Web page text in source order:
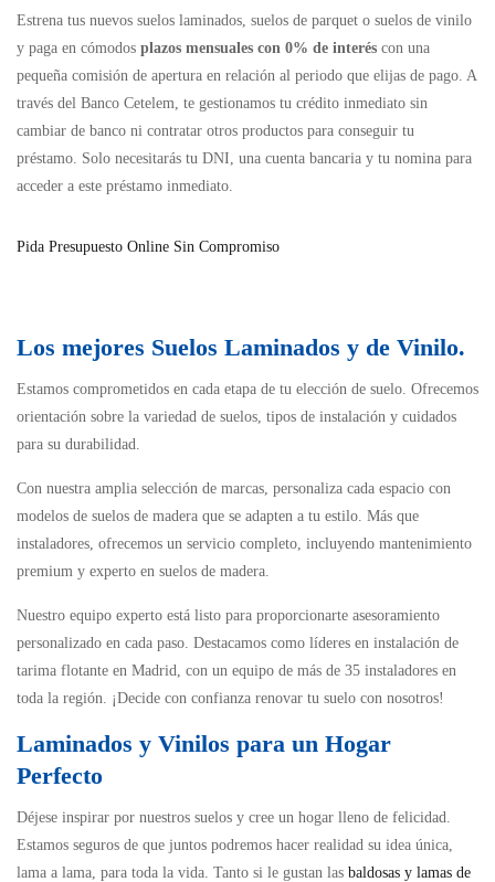
Estrena tus nuevos suelos laminados, suelos de parquet o suelos de vinilo
y paga en cómodos plazos mensuales con 0% de interés con una
pequeña comisión de apertura en relación al periodo que elijas de pago. A
través del Banco Cetelem, te gestionamos tu crédito inmediato sin
cambiar de banco ni contratar otros productos para conseguir tu
préstamo. Solo necesitarás tu DNI, una cuenta bancaria y tu nomina para
acceder a este préstamo inmediato.
Pida Presupuesto Online Sin Compromiso
Los mejores Suelos Laminados y de Vinilo.
Estamos comprometidos en cada etapa de tu elección de suelo. Ofrecemos
orientación sobre la variedad de suelos, tipos de instalación y cuidados
para su durabilidad.
Con nuestra amplia selección de marcas, personaliza cada espacio con
modelos de suelos de madera que se adapten a tu estilo. Más que
instaladores, ofrecemos un servicio completo, incluyendo mantenimiento
premium y experto en suelos de madera.
Nuestro equipo experto está listo para proporcionarte asesoramiento
personalizado en cada paso. Destacamos como líderes en instalación de
tarima flotante en Madrid, con un equipo de más de 35 instaladores en
toda la región. ¡Decide con confianza renovar tu suelo con nosotros!
Laminados y Vinilos para un Hogar
Perfecto
Déjese inspirar por nuestros suelos y cree un hogar lleno de felicidad.
Estamos seguros de que juntos podremos hacer realidad su idea única,
lama a lama, para toda la vida. Tanto si le gustan las baldosas y lamas de